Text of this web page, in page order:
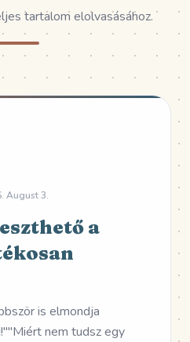
tartalom elolvasásához.
August 3.
a
is elmondja
nem tudsz egy